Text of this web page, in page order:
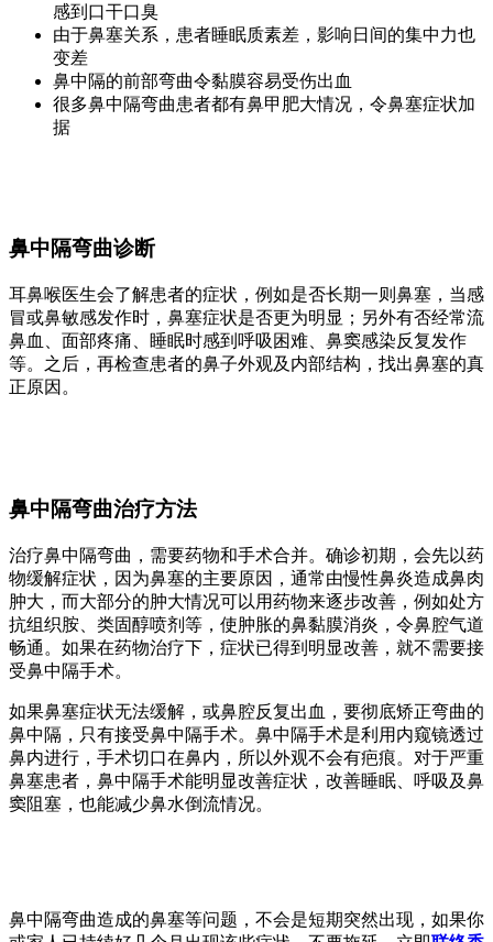
感到口干口臭
由于鼻塞关系，患者睡眠质素差，影响日间的集中力也
变差
鼻中隔的前部弯曲令黏膜容易受伤出血
很多鼻中隔弯曲患者都有鼻甲肥大情况，令鼻塞症状加
据
鼻中隔弯曲诊断
耳鼻喉医生会了解患者的症状，例如是否长期一则鼻塞，当感
冒或鼻敏感发作时，鼻塞症状是否更为明显；另外有否经常流
鼻血、面部疼痛、睡眠时感到呼吸困难、鼻窦感染反复发作
等。之后，再检查患者的鼻子外观及内部结构，找出鼻塞的真
正原因。
鼻中隔弯曲治疗方法
治疗鼻中隔弯曲，需要药物和手术合并。确诊初期，会先以药
物缓解症状，因为鼻塞的主要原因，通常由慢性鼻炎造成鼻肉
肿大，而大部分的肿大情况可以用药物来逐步改善，例如处方
抗组织胺、类固醇喷剂等，使肿胀的鼻黏膜消炎，令鼻腔气道
畅通。如果在药物治疗下，症状已得到明显改善，就不需要接
受鼻中隔手术。
如果鼻塞症状无法缓解，或鼻腔反复出血，要彻底矫正弯曲的
鼻中隔，只有接受鼻中隔手术。鼻中隔手术是利用内窥镜透过
鼻内进行，手术切口在鼻内，所以外观不会有疤痕。对于严重
鼻塞患者，鼻中隔手术能明显改善症状，改善睡眠、呼吸及鼻
窦阻塞，也能减少鼻水倒流情况。
鼻中隔弯曲造成的鼻塞等问题，不会是短期突然出现，如果你